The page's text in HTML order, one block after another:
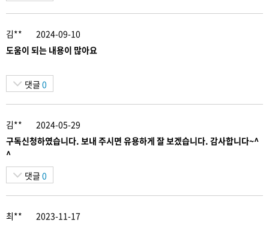
김**
2024-09-10
도움이 되는 내용이 많아요
댓글 0
김**
2024-05-29
구독신청하였습니다. 보내 주시면 유용하게 잘 보겠습니다. 감사합니다~^
^
댓글 0
최**
2023-11-17